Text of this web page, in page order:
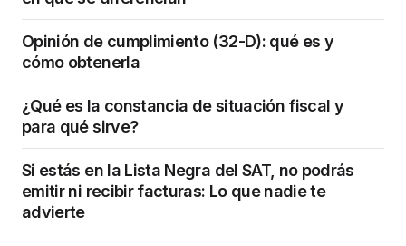
Opinión de cumplimiento (32-D): qué es y
cómo obtenerla
¿Qué es la constancia de situación fiscal y
para qué sirve?
Si estás en la Lista Negra del SAT, no podrás
emitir ni recibir facturas: Lo que nadie te
advierte